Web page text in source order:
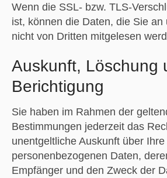
Wenn die SSL- bzw. TLS-
ist, können die Daten, die Sie an
nicht von Dritten mitgelesen
Auskunft, Löschung
Berichtigung
Sie haben im Rahmen der
Bestimmungen jederzeit das
unentgeltliche Auskunft über
personenbezogenen Daten,
Empfänger und den Zweck der